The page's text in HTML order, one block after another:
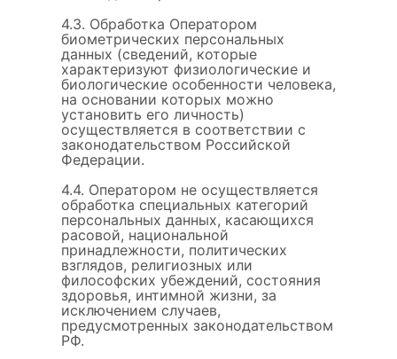
4.3. Обработка Оператором
биометрических персональных
данных (сведений, которые
характеризуют физиологические и
биологические особенности человека,
на основании которых можно
установить его личность)
осуществляется в соответствии с
законодательством Российской
Федерации.
4.4. Оператором не осуществляется
обработка специальных категорий
персональных данных, касающихся
расовой, национальной
принадлежности, политических
взглядов, религиозных или
философских убеждений, состояния
здоровья, интимной жизни, за
исключением случаев,
предусмотренных законодательством
РФ.